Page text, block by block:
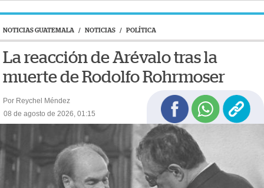
NOTICIAS GUATEMALA / NOTICIAS / POLÍTICA
La reacción de Arévalo tras la
muerte de Rodolfo Rohrmoser
Por Reychel Méndez
08 de agosto de 2026, 01:15